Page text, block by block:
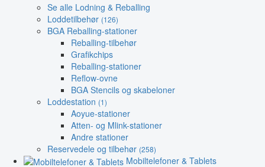
Se alle Lodning & Reballing
Loddetilbehør (126)
BGA Reballing-stationer
Reballing-tilbehør
Grafikchips
Reballing-stationer
Reflow-ovne
BGA Stencils og skabeloner
Loddestation (1)
Aoyue-stationer
Atten- og Mlink-stationer
Andre stationer
Reservedele og tilbehør (258)
Mobiltelefoner & Tablets